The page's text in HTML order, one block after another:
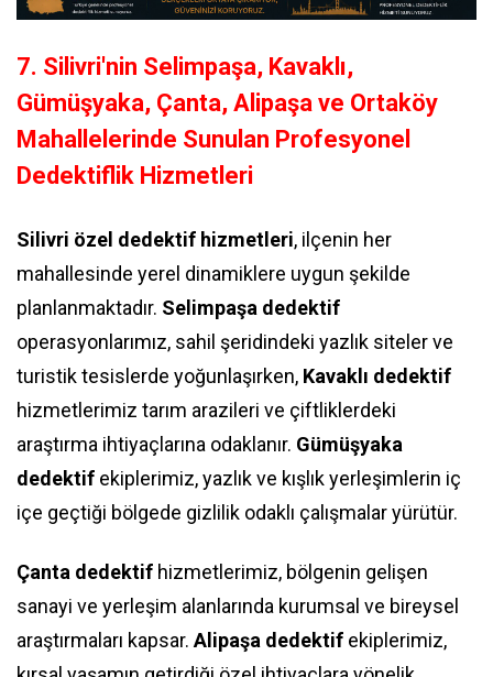
7. Silivri'nin Selimpaşa, Kavaklı,
Gümüşyaka, Çanta, Alipaşa ve Ortaköy
Mahallelerinde Sunulan Profesyonel
Dedektiflik Hizmetleri
Silivri özel dedektif hizmetleri, ilçenin her
mahallesinde yerel dinamiklere uygun şekilde
planlanmaktadır. Selimpaşa dedektif
operasyonlarımız, sahil şeridindeki yazlık siteler ve
turistik tesislerde yoğunlaşırken, Kavaklı dedektif
hizmetlerimiz tarım arazileri ve çiftliklerdeki
araştırma ihtiyaçlarına odaklanır. Gümüşyaka
dedektif ekiplerimiz, yazlık ve kışlık yerleşimlerin iç
içe geçtiği bölgede gizlilik odaklı çalışmalar yürütür.
Çanta dedektif hizmetlerimiz, bölgenin gelişen
sanayi ve yerleşim alanlarında kurumsal ve bireysel
araştırmaları kapsar. Alipaşa dedektif ekiplerimiz,